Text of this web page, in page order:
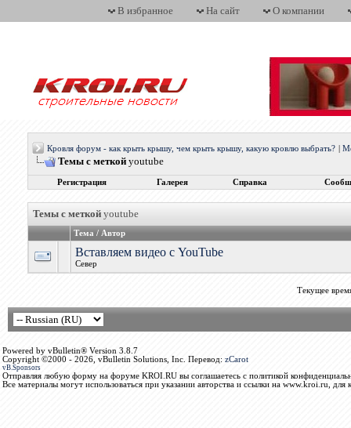
В избранное На сайт О компании
Кровля форум - как крыть крышу, чем крыть крышу, какую кровлю выбрать?
Темы с меткой youtube
Регистрация Галерея Справка
Темы с меткой youtube
Тема / Автор
Вставляем видео с YouTube
Север
Текущее
Powered by vBulletin® Version 3.8.7
Copyright ©2000 - 2026, vBulletin Solutions, Inc. Перевод: zCarot
vB.Sponsors
Отправляя любую форму на форуме KROI.RU вы соглашаетесь с политикой
Все материалы могут использоваться при указании авторства и ссылки на www.kroi.ru, для